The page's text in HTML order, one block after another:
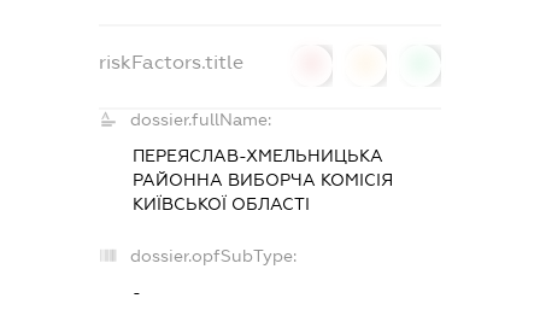
riskFactors.title
dossier.fullName:
ПЕРЕЯСЛАВ-ХМЕЛЬНИЦЬКА
РАЙОННА ВИБОРЧА КОМІСІЯ
КИЇВСЬКОЇ ОБЛАСТІ
dossier.opfSubType:
-